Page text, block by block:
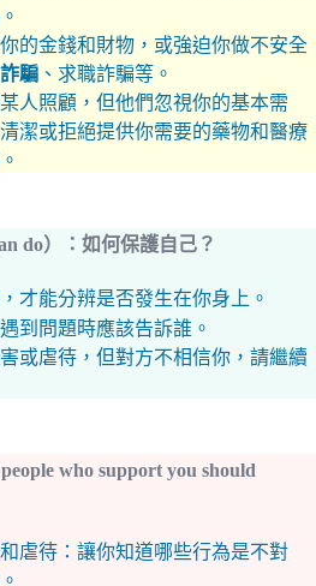
的金錢和財物，或強迫你做不安全
詐騙 、求職詐騙等。
人照顧，但他們忽視你的基本需
潔或拒絕提供你需要的藥物和醫療
do）： 如何保護自己？
才能分辨是否發生在你身上。
到問題時應該告訴誰。
或虐待，但對方不相信你，請繼續
who support you should
虐待：讓你知道哪些行為是不對